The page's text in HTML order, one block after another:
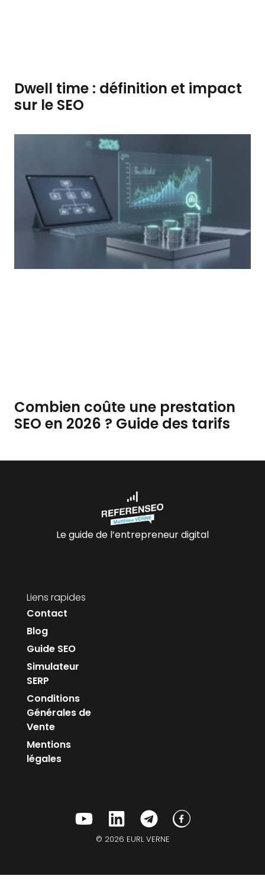
Dwell time : définition et impact
sur le SEO
Combien coûte une prestation
SEO en 2026 ? Guide des tarifs
Le guide de l’entrepreneur digital
Liens rapides
Contact
Blog
Guide SEO
Simulateur
SERP
Conditions
Générales de
Vente
Mentions
légales
© 2026 EURL VERNE